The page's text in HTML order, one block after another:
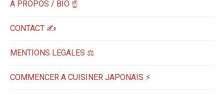
A PROPOS / BIO ☝
CONTACT ✍️
MENTIONS LEGALES ⚖️
COMMENCER A CUISINER JAPONAIS ⚡